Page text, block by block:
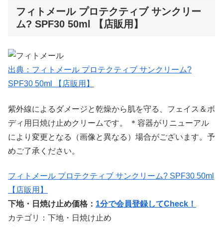
フィトメール プロテクティブ サンクリー
ム? SPF30 50ml 【店販用】
出典：フィトメール プロテクティブ サンクリーム?
SPF30 50ml 【店販用】
紫外線によるダメージと乾燥から肌を守る、フェイス＆ボ
ディ用日焼け止めクリームです。 ＊容器がリニューアル
により変更となる（画像と異なる）場合がございます。予
めご了承ください。
フィトメール プロテクティブ サンクリーム? SPF30 50ml
【店販用】
下地・日焼け止め価格： 1分で会員登録してCheck！
カテゴリ：下地・日焼け止め